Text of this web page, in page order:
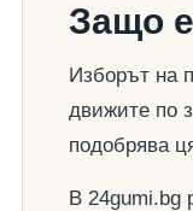
Защо
Изборът на
движите по
подобрява
В 24gumi.bg